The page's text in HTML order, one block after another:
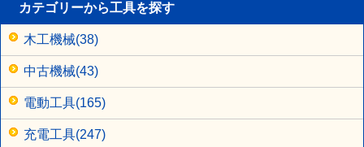
カテゴリーから工具を探す
木工機械(38)
中古機械(43)
電動工具(165)
充電工具(247)